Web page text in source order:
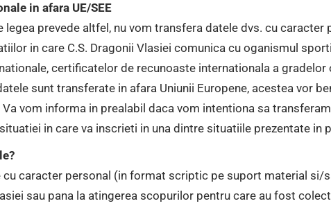
in afara UE/SEE
legea prevede altfel, nu vom transfera datele dvs. cu
in care C.S. Dragonii Vlasiei comunica cu oganismul
certificatelor de recunoaste internationala a
sunt transferate in afara Uniunii Europene, acestea vor
Va vom informa in prealabil daca vom intentiona sa
in care va inscrieti in una dintre situatiile prezentate in
caracter personal (in format scriptic pe suport material
sau pana la atingerea scopurilor pentru care au fost